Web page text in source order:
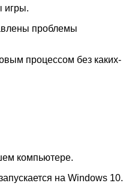
игры.
проблемы
процессом без каких-
компьютере.
на Windows 10.